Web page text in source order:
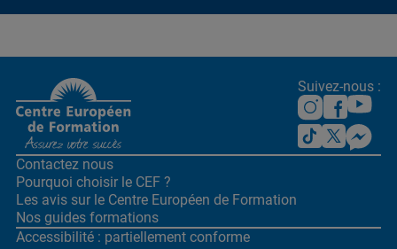
Suivez-nous :
Contactez nous
Pourquoi choisir le CEF ?
Les avis sur le Centre Européen de Formation
Nos guides formations
Accessibilité : partiellement conforme